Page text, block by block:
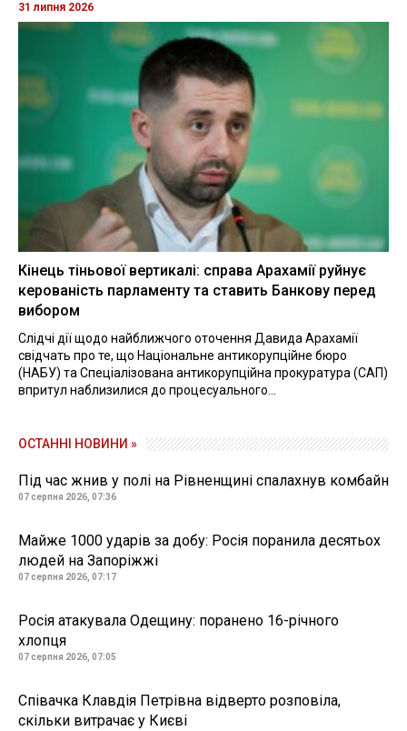
31 липня 2026
Кінець тіньової вертикалі: справа Арахамії руйнує
керованість парламенту та ставить Банкову перед
вибором
Слідчі дії щодо найближчого оточення Давида Арахамії
свідчать про те, що Національне антикорупційне бюро
(НАБУ) та Спеціалізована антикорупційна прокуратура (САП)
впритул наблизилися до процесуального...
ОСТАННІ НОВИНИ »
Під час жнив у полі на Рівненщині спалахнув комбайн
07 серпня 2026, 07:36
Майже 1000 ударів за добу: Росія поранила десятьох
людей на Запоріжжі
07 серпня 2026, 07:17
Росія атакувала Одещину: поранено 16-річного
хлопця
07 серпня 2026, 07:05
Співачка Клавдія Петрівна відверто розповіла,
скільки витрачає у Києві